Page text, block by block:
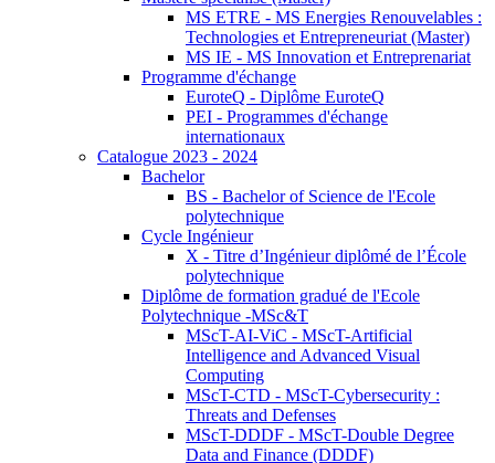
MS ETRE - MS Energies Renouvelables :
Technologies et Entrepreneuriat (Master)
MS IE - MS Innovation et Entreprenariat
Programme d'échange
EuroteQ - Diplôme EuroteQ
PEI - Programmes d'échange
internationaux
Catalogue 2023 - 2024
Bachelor
BS - Bachelor of Science de l'Ecole
polytechnique
Cycle Ingénieur
X - Titre d’Ingénieur diplômé de l’École
polytechnique
Diplôme de formation gradué de l'Ecole
Polytechnique -MSc&T
MScT-AI-ViC - MScT-Artificial
Intelligence and Advanced Visual
Computing
MScT-CTD - MScT-Cybersecurity :
Threats and Defenses
MScT-DDDF - MScT-Double Degree
Data and Finance (DDDF)